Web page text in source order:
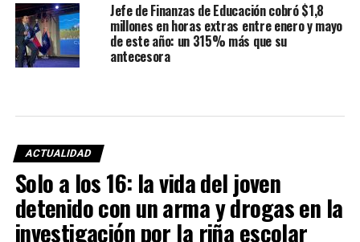
Jefe de Finanzas de Educación cobró $1,8
millones en horas extras entre enero y mayo
de este año: un 315% más que su
antecesora
ACTUALIDAD
Solo a los 16: la vida del joven
detenido con un arma y drogas en la
investigación por la riña escolar